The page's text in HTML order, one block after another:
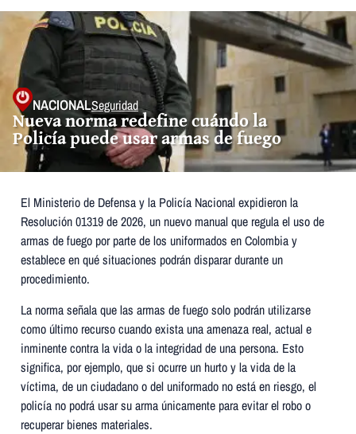
NACIONALSeguridad
Nueva norma redefine cuándo la
Policía puede usar armas de fuego
El Ministerio de Defensa y la Policía Nacional expidieron la
Resolución 01319 de 2026, un nuevo manual que regula el uso de
armas de fuego por parte de los uniformados en Colombia y
establece en qué situaciones podrán disparar durante un
procedimiento.
La norma señala que las armas de fuego solo podrán utilizarse
como último recurso cuando exista una amenaza real, actual e
inminente contra la vida o la integridad de una persona. Esto
significa, por ejemplo, que si ocurre un hurto y la vida de la
víctima, de un ciudadano o del uniformado no está en riesgo, el
policía no podrá usar su arma únicamente para evitar el robo o
recuperar bienes materiales.